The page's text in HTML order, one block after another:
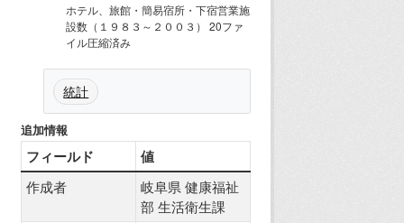
ホテル、旅館・簡易宿所・下宿営業施
設数（１９８３～２００３） 20ファ
イル圧縮済み
統計
追加情報
フィールド 値
作成者
岐阜県 健康福祉
部 生活衛生課